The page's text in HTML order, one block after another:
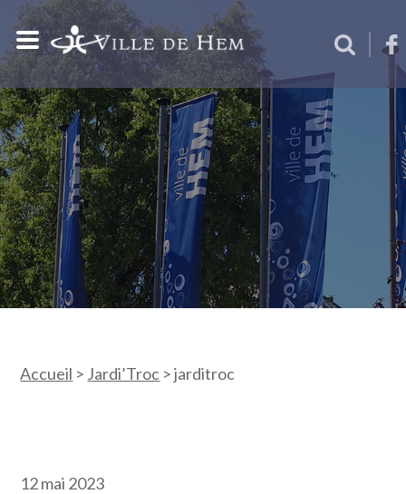
Accueil > Jardi’Troc >jarditroc
12 mai 2023